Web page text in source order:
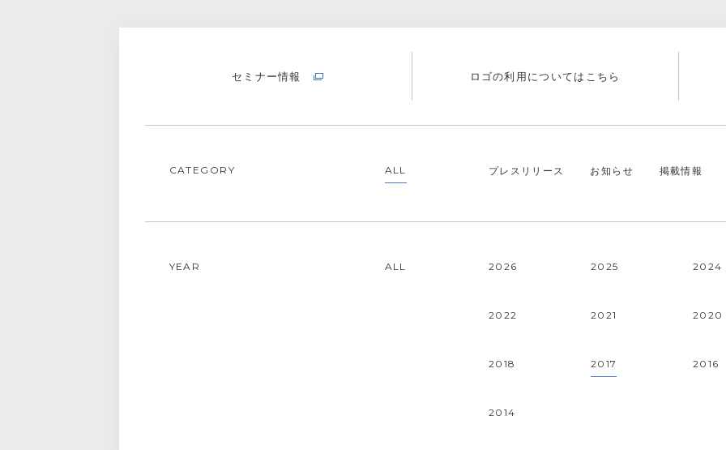
セミナー情報 ロゴの利用についてはこちら
CATEGORY ALL プレスリリース お知らせ 掲載情報
YEAR ALL 2026 2025 2024
2022 2021 2020
2018 2017 2016
2014